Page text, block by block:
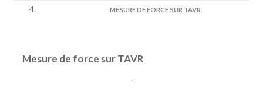
MESURE DE FORCE SUR TAVR
Mesure de force sur TAVR
.